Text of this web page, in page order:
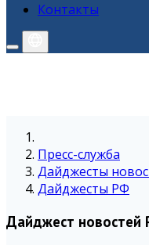
Контакты
Пресс-служба
Дайджесты
Дайджесты РФ
Дайджест